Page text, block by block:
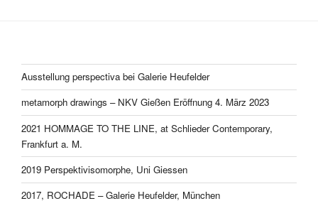
Ausstellung perspectiva bei Galerie Heufelder
metamorph drawings – NKV Gießen Eröffnung 4. März 2023
2021 HOMMAGE TO THE LINE, at Schlieder Contemporary,
Frankfurt a. M.
2019 Perspektivisomorphe, Uni Giessen
2017, ROCHADE – Galerie Heufelder, München